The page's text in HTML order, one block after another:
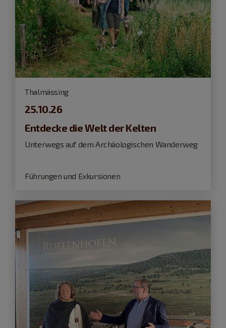
Thalmässing
25.10.26
Entdecke die Welt der Kelten
Unterwegs auf dem Archäologischen Wanderweg
Führungen und Exkursionen